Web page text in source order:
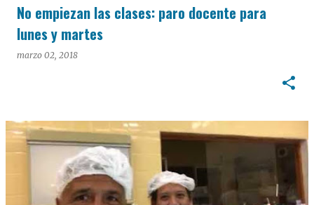
No empiezan las clases: paro docente para
lunes y martes
marzo 02, 2018